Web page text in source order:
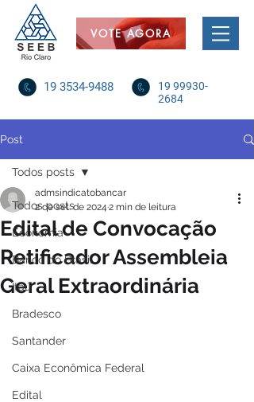
VOTE AGORA
19 3534-9488
19 99930-
2684
Post
Todos posts
Economia
Banco do Brasil
Itaú
Bradesco
Santander
Caixa Econômica Federal
Edital
Todos posts
Edital de Convocação
Retificador Assembleia
Geral Extraordinária
admsindicatobancar
2 de set. de 2024 2 min de leitura